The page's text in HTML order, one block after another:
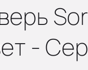
-